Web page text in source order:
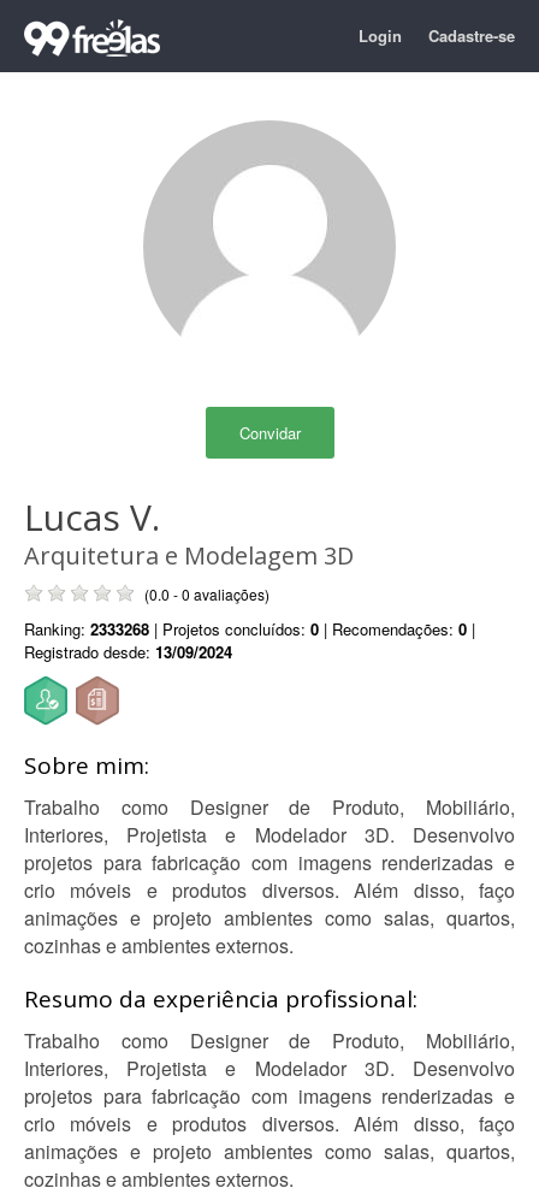
Login Cadastre-se
Convidar
Lucas V.
Arquitetura e Modelagem 3D
(0.0 - 0 avaliações)
Ranking: 2333268 | Projetos concluídos: 0 | Recomendações: 0 |
Registrado desde: 13/09/2024
Sobre mim:
Trabalho como Designer de Produto, Mobiliário,
Interiores, Projetista e Modelador 3D. Desenvolvo
projetos para fabricação com imagens renderizadas e
crio móveis e produtos diversos. Além disso, faço
animações e projeto ambientes como salas, quartos,
cozinhas e ambientes externos.
Resumo da experiência profissional:
Trabalho como Designer de Produto, Mobiliário,
Interiores, Projetista e Modelador 3D. Desenvolvo
projetos para fabricação com imagens renderizadas e
crio móveis e produtos diversos. Além disso, faço
animações e projeto ambientes como salas, quartos,
cozinhas e ambientes externos.